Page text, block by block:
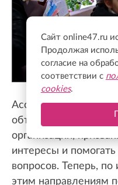
Ассоциация
объединение
организаций,
интересы и
вопросов. Теперь, по
этим направлениям
Сайт online47.ru
Продолжая
согласие на
соответствии с
cookies.